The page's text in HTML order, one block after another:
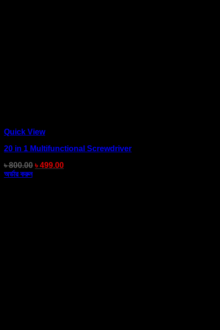
Quick View
20 in 1 Multifunctional Screwdriver
৳800.00 ৳499.00
অর্ডার করুন